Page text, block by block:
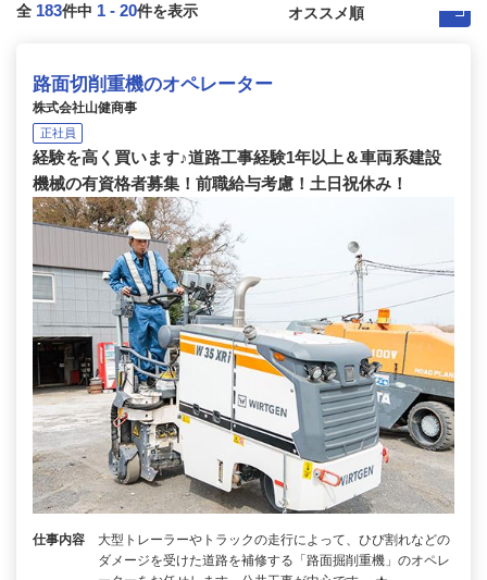
全 183件中 1 - 20件を表示
路面切削重機のオペレーター
株式会社山健商事
正社員
経験を高く買います♪道路工事経験1年以上＆車両系建設
機械の有資格者募集！前職給与考慮！土日祝休み！
仕事内容
大型トレーラーやトラックの走行によって、ひび割れなどの
ダメージを受けた道路を補修する「路面掘削重機」のオペレ